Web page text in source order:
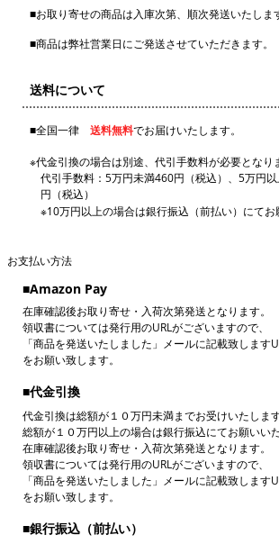
■お取り寄せの商品は入庫次第、順次発送いたしま
■商品は弊社営業日にご発送させていただきます。
送料について
■全国一律送料無料でお届けいたします。
※代金引換の場合は別途、代引手数料が必要となり
代引手数料：5万円未満460円（税込）、5万円
円（税込）
※10万円以上の場合は銀行振込（前払い）にてお
お支払い方法
■Amazon Pay
在庫確認後お取り寄せ・入荷次第発送となります。
領収書については発行用のURLがございますので、
「商品を発送いたしました」メールに記載致します
をお願い致します。
■代金引換
代金引換は総額が１０万円未満までお受けいたします
総額が１０万円以上の場合は銀行振込にてお願いいた
在庫確認後お取り寄せ・入荷次第発送となります。
領収書については発行用のURLがございますので、
「商品を発送いたしました」メールに記載致します
をお願い致します。
■銀行振込（前払い）